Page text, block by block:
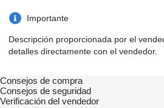
Importante
Descripción proporcionada por el
detalles directamente con el vendedor.
Consejos de compra
Consejos de seguridad
Verificación del vendedor